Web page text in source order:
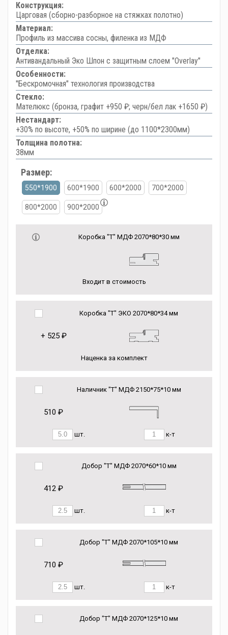
Конструкция:
Царговая (сборно-разборное на стяжках полотно)
Материал:
Профиль из массива сосны, филенка из МДФ
Отделка:
Антивандальный Эко Шпон с защитным слоем "Overlay"
Особенности:
"Бескромочная" технология производства
Стекло:
Мателюкс (бронза, графит +950 ₽; черн/бел лак +1650 ₽)
Нестандарт:
+30% по высоте, +50% по ширине (до 1100*2300мм)
Толщина полотна:
38мм
Размер:
550*1900 600*1900 600*2000 700*2000
800*2000 900*2000
Коробка "Т" МДФ 2070*80*30 мм
Входит в стоимость
Коробка "Т" ЭКО 2070*80*34 мм
+ 525 ₽
Наценка за комплект
Наличник "Т" МДФ 2150*75*10 мм
510 ₽
шт. к-т
Добор "Т" МДФ 2070*60*10 мм
412 ₽
шт. к-т
Добор "Т" МДФ 2070*105*10 мм
710 ₽
шт. к-т
Добор "Т" МДФ 2070*125*10 мм